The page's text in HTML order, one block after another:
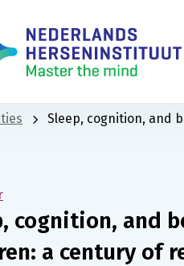
Sleep, cognition, and
cognition, and
a century of